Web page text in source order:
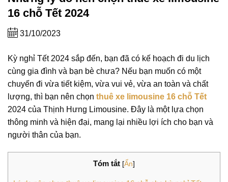
16 chỗ Tết 2024
31/10/2023
Kỳ nghỉ Tết 2024 sắp đến, bạn đã có kế hoạch đi du lịch
cùng gia đình và bạn bè chưa? Nếu bạn muốn có một
chuyến đi vừa tiết kiệm, vừa vui vẻ, vừa an toàn và chất
lượng, thì bạn nên chọn thuê xe limousine 16 chỗ Tết
2024 của Thịnh Hưng Limousine. Đây là một lựa chọn
thông minh và hiện đại, mang lại nhiều lợi ích cho bạn và
người thân của bạn.
Tóm tắt [Ẩn]